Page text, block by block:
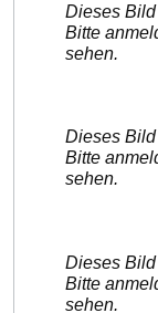
Dieses Bild
Bitte
sehen.
Dieses Bild
Bitte
sehen.
Dieses Bild
Bitte
sehen.